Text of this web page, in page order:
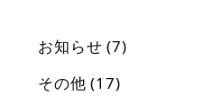
お知らせ (7)
その他 (17)